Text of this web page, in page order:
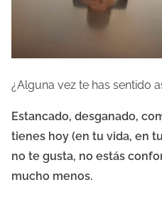
a
d
a
¿Alguna vez te has sentido
Estancado, desganado,
tienes hoy (en tu vida, en
no te gusta, no estás
mucho menos.